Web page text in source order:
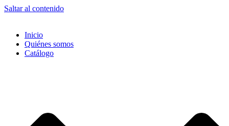
Saltar al contenido
Inicio
Quiénes somos
Catálogo